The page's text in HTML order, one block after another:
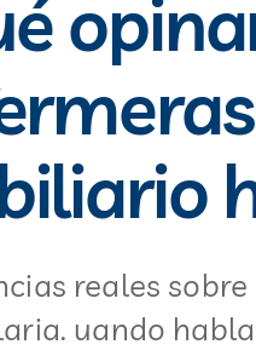
reales
uando